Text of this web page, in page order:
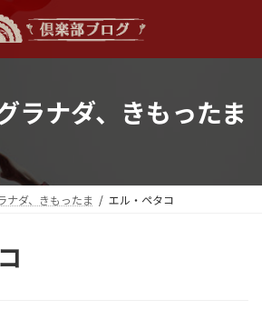
ラナダ、きもったま
ナダ、きもったま エル・ペタコ